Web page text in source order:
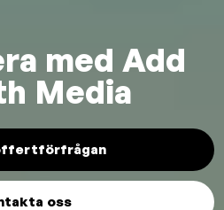
med Add
Media
oss